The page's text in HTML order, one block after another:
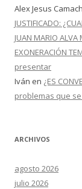
Alex Jesus
JUSTIFICADO:
JUAN MARIO ALVA
EXONERACIÓN
presentar
Iván en ¿ES
problemas que
ARCHIVOS
agosto 2026
julio 2026